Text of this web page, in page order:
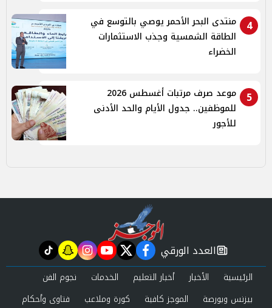
4
منتدى البحر الأحمر يوصي بالتوسع في
الطاقة الشمسية وجذب الاستثمارات
الخضراء
5
موعد صرف مرتبات أغسطس 2026
للموظفين.. جدول الأيام والحد الأدنى
للأجور
newspaper
العدد الورقي facebook
twitter
youtube
instagram
snapchat
tiktok
الرئيسية الأخبار أخبار التعليم الخدمات
نجوم الفن
بيزنس وبورصة
الموجز كافية كورة وملاعب فتاوى وأحكام